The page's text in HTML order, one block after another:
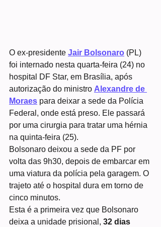
O ex-presidente Jair Bolsonaro (PL)
foi internado nesta quarta-feira (24) no
hospital DF Star, em Brasília, após
autorização do ministro Alexandre de
Moraes para deixar a sede da Polícia
Federal, onde está preso. Ele passará
por uma cirurgia para tratar uma hérnia
na quinta-feira (25).
Bolsonaro deixou a sede da PF por
volta das 9h30, depois de embarcar em
uma viatura da polícia pela garagem. O
trajeto até o hospital dura em torno de
cinco minutos.
Esta é a primeira vez que Bolsonaro
deixa a unidade prisional, 32 dias